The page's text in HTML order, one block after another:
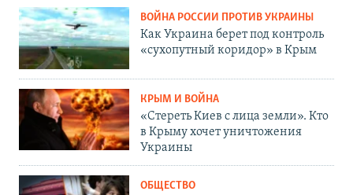
ВОЙНА РОССИИ ПРОТИВ УКРАИНЫ
Как Украина берет под контроль
«сухопутный коридор» в Крым
КРЫМ И ВОЙНА
«Стереть Киев с лица земли». Кто
в Крыму хочет уничтожения
Украины
ОБЩЕСТВО